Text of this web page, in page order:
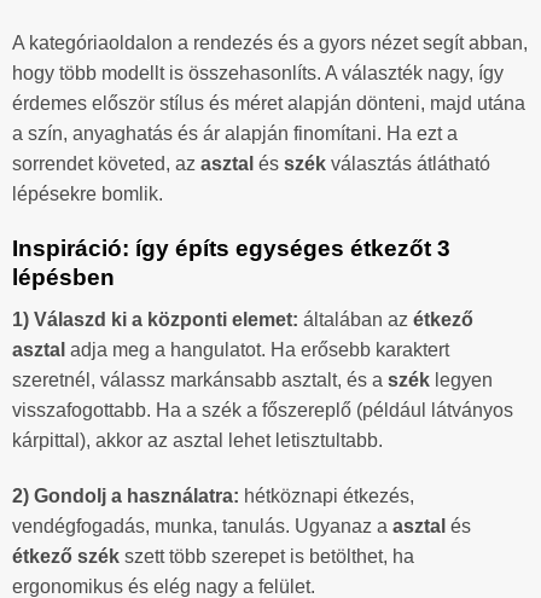
A kategóriaoldalon a rendezés és a gyors nézet segít abban,
hogy több modellt is összehasonlíts. A választék nagy, így
érdemes először stílus és méret alapján dönteni, majd utána
a szín, anyaghatás és ár alapján finomítani. Ha ezt a
sorrendet követed, az asztal és szék választás átlátható
lépésekre bomlik.
Inspiráció: így építs egységes étkezőt 3
lépésben
1) Válaszd ki a központi elemet: általában az étkező
asztal adja meg a hangulatot. Ha erősebb karaktert
szeretnél, válassz markánsabb asztalt, és a szék legyen
visszafogottabb. Ha a szék a főszereplő (például látványos
kárpittal), akkor az asztal lehet letisztultabb.
2) Gondolj a használatra: hétköznapi étkezés,
vendégfogadás, munka, tanulás. Ugyanaz a asztal és
étkező szék szett több szerepet is betölthet, ha
ergonomikus és elég nagy a felület.